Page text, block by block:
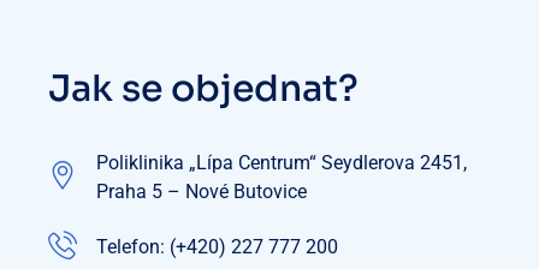
Jak se objednat?
Poliklinika „Lípa Centrum“ Seydlerova 2451,
Praha 5 – Nové Butovice
Telefon: (+420) 227 777 200